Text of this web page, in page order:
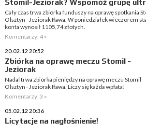
Stomil-Jeziorak? Wspomóż grupę
Cały czas trwa zbiórka funduszy na oprawę spotkania
Olsztyn - Jeziorak Iława. W poniedziałek wieczorem
konta wynosił 1105,74 złotych.
Komentarzy: 4 »
20.02.12 20:52
Zbiórka na oprawę meczu Stomil -
Jeziorak
Nadal trwa zbiórka pieniędzy na oprawę meczu Stomil
Olsztyn - Jeziorak Iława. Liczy się każda wpłata!
Komentarzy: 3 »
05.02.12 20:36
Licytacje na nagłośnienie!